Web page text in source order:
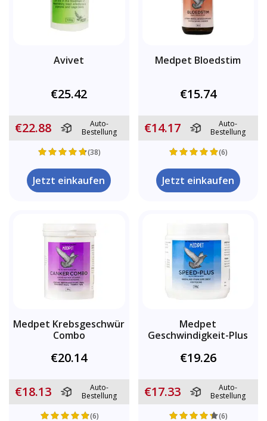
Avivet
€25.42
€22.88
Auto-
Bestellung
(38)
Jetzt einkaufen
Medpet Bloedstim
€15.74
€14.17
Auto-
Bestellung
(6)
Jetzt einkaufen
Medpet Krebsgeschwür
Combo
€20.14
€18.13
Auto-
Bestellung
(6)
Medpet
Geschwindigkeit-Plus
€19.26
€17.33
Auto-
Bestellung
(6)